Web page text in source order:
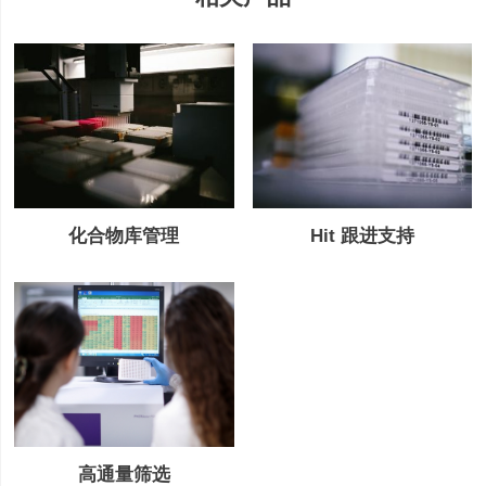
化合物库管理 Hit 跟进支持
高通量筛选